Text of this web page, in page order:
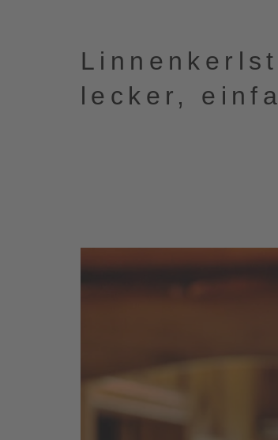
lecker,